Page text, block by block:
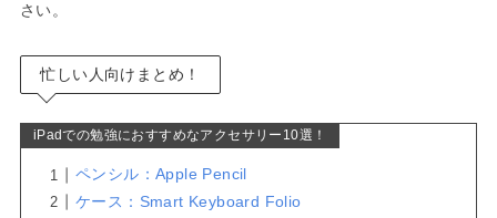
さい。
忙しい人向けまとめ！
iPadでの勉強におすすめなアクセサリー10選！
ペンシル：Apple Pencil
ケース：Smart Keyboard Folio